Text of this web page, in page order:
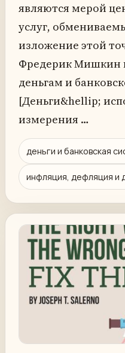
являются мерой
услуг,
изложение этой
Фредерик Мишкин
деньгам и
[Деньги&hellip;
измерения …
деньги и банковская
инфляция, дефляция и